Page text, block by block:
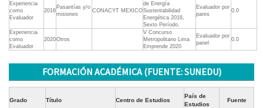
Experiencia
como
Evaluador
2016
Pasantías y/o
misiones
CONACYT MEXICO
de Energía 
Sustentabilidad
Energética 2016,
Sexto Período.
Evaluador por
pares
0.0
Experiencia
como
Evaluador
2020Otros
V Concurso
Metropolitano Lima
Emprende 2020
Evaluador por
panel
0.0
FORMACIÓN ACADÉMICA (FUENTE: SUNEDU)
Grado Título Centro de Estudios
País de
Estudios
Fuente